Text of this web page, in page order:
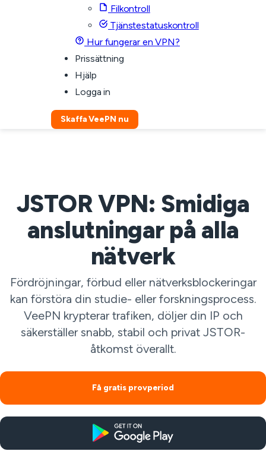
Filkontroll
Tjänstestatuskontroll
Hur fungerar en VPN?
Prissättning
Hjälp
Logga in
Skaffa VeePN nu
JSTOR VPN: Smidiga
anslutningar på alla
nätverk
Fördröjningar, förbud eller nätverksblockeringar
kan förstöra din studie- eller forskningsprocess.
VeePN krypterar trafiken, döljer din IP och
säkerställer snabb, stabil och privat JSTOR-
åtkomst överallt.
Få gratis provperiod